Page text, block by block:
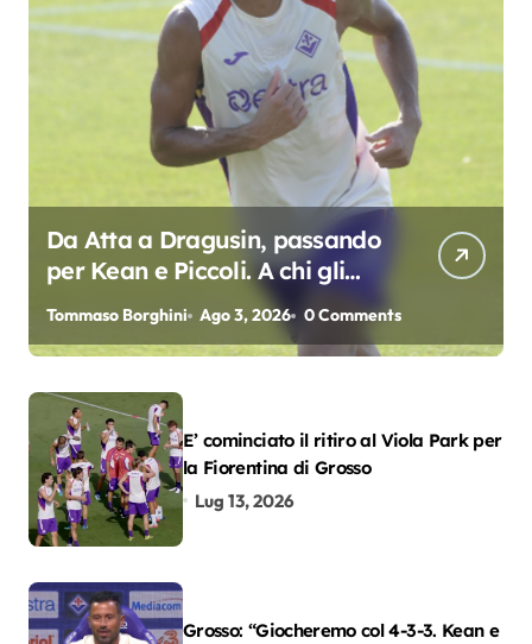
Da Atta a Dragusin, passando
per Kean e Piccoli. A chi gli
oscar del precampionato?
Tommaso Borghini Ago 3, 2026 0 Comments
E’ cominciato il ritiro al Viola Park per
la Fiorentina di Grosso
Lug 13, 2026
Grosso: “Giocheremo col 4-3-3. Kean e